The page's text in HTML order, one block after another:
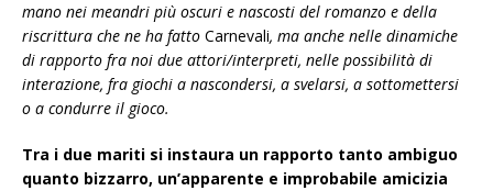
mano nei meandri più oscuri e nascosti del romanzo e della
riscrittura che ne ha fatto Carnevali, ma anche nelle dinamiche
di rapporto fra noi due attori/interpreti, nelle possibilità di
interazione, fra giochi a nascondersi, a svelarsi, a sottomettersi
o a condurre il gioco.
Tra i due mariti si instaura un rapporto tanto ambiguo
quanto bizzarro, un’apparente e improbabile amicizia